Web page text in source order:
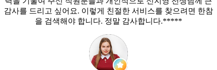
감사를 드리고 싶어요. 이렇게 친절한 서비스를 찾으려면 한참
을 검색해야 합니다. 정말 감사합니다.*****